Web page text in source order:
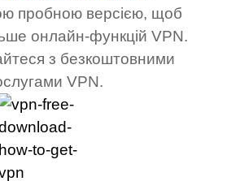
пробною версією, щоб
онлайн-функцій VPN.
з безкоштовними
VPN.